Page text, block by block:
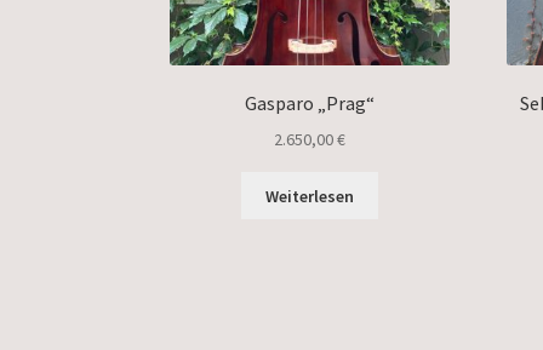
Gasparo „Prag“
2.650,00€
Weiterlesen